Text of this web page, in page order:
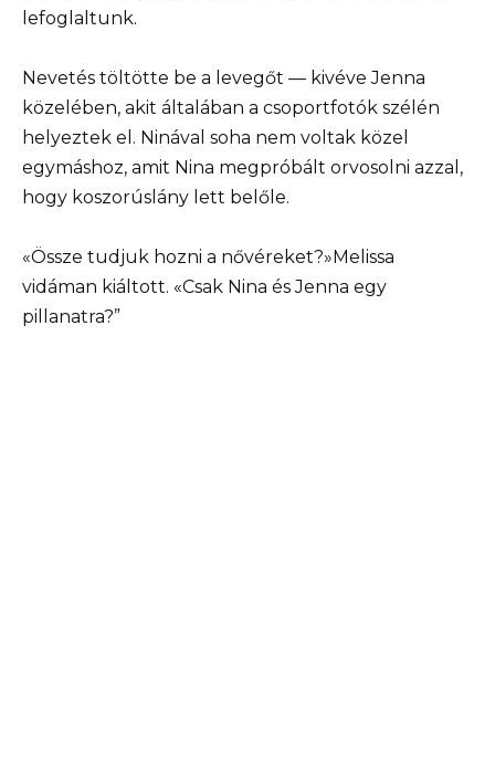
lefoglaltunk.
Nevetés töltötte be a levegőt — kivéve Jenna
közelében, akit általában a csoportfotók szélén
helyeztek el. Ninával soha nem voltak közel
egymáshoz, amit Nina megpróbált orvosolni azzal,
hogy koszorúslány lett belőle.
«Össze tudjuk hozni a nővéreket?»Melissa
vidáman kiáltott. «Csak Nina és Jenna egy
pillanatra?”